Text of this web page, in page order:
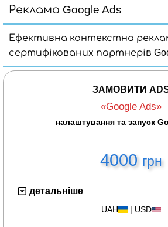
Реклама Google Ads
Ефективна контекстна
сертифікованих партнерів
ЗАМОВИТИ
«Google Ads»
налаштування та запуск
4000 грн
детальніше
UAH | USD